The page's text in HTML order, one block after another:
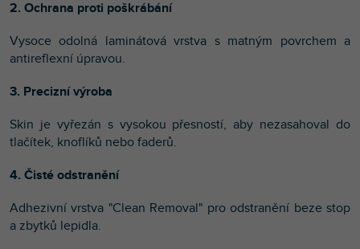
2. Ochrana proti poškrábání
Vysoce odolná laminátová vrstva s matným povrchem a
antireflexní úpravou.
3. Precizní výroba
Skin je vyřezán s vysokou přesností, aby nezasahoval do
tlačítek, knoflíků nebo faderů.
4. Čisté odstranění
Adhezivní vrstva "Clean Removal" pro odstranění beze stop
a zbytků lepidla.